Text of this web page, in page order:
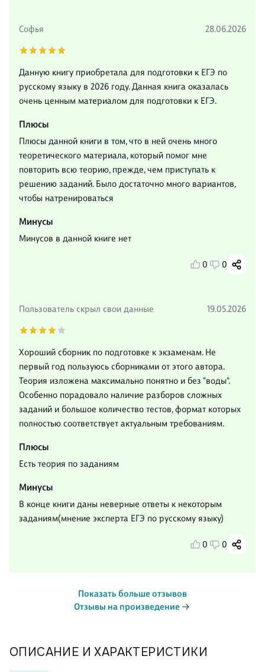
ОПИСАНИЕ И ХАРАКТЕРИСТИКИ
Софья 28.06.2026
Данную книгу приобретала для подготовки к ЕГЭ по
русскому языку в 2026 году. Данная книга оказалась
очень ценным материалом для подготовки к ЕГЭ.
Плюсы
Плюсы данной книги в том, что в ней очень много
теоретического материала, который помог мне
повторить всю теорию, прежде, чем приступать к
решению заданий. Было достаточно много вариантов,
чтобы натренироваться
Минусы
Минусов в данной книге нет
0 0
Пользователь скрыл свои данные 19.05.2026
Хороший сборник по подготовке к экзаменам. Не
первый год пользуюсь сборниками от этого автора.
Теория изложена максимально понятно и без "воды".
Особенно порадовало наличие разборов сложных
заданий и большое количество тестов, формат которых
полностью соответствует актуальным требованиям.
Плюсы
Есть теория по заданиям
Минусы
В конце книги даны неверные ответы к некоторым
заданиям(мнение эксперта ЕГЭ по русскому языку)
0 0
Показать больше отзывов
Отзывы на произведение